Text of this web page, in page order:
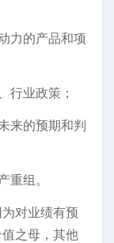
力的产品和项
行业政策；
来的预期和判
重组。
对业绩有预
之母，其他